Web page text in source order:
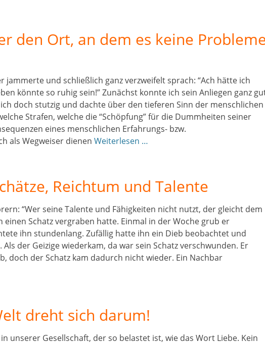
den Ort, an dem es keine
jammerte und schließlich ganz verzweifelt sprach: “Ach hätte ich
könnte so ruhig sein!” Zunächst konnte ich sein Anliegen ganz
doch stutzig und dachte über den tieferen Sinn der menschlichen
Strafen, welche die “Schöpfung” für die Dummheiten seiner
eines menschlichen Erfahrungs- bzw.
als Wegweiser dienen Weiterlesen …
Reichtum und Talente
“Wer seine Talente und Fähigkeiten nicht nutzt, der gleicht dem
einen Schatz vergraben hatte. Einmal in der Woche grub er
ihn stundenlang. Zufällig hatte ihn ein Dieb beobachtet und
der Geizige wiederkam, da war sein Schatz verschwunden. Er
doch der Schatz kam dadurch nicht wieder. Ein Nachbar
dreht sich darum!
unserer Gesellschaft, der so belastet ist, wie das Wort Liebe. Kein